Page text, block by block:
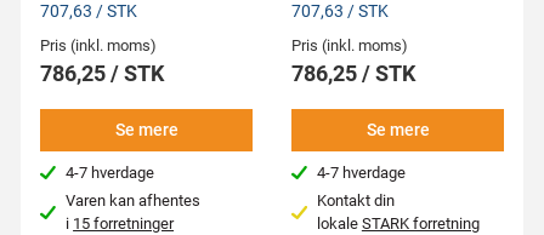
707,63 / STK
Pris (inkl. moms)
786,25 / STK
Se mere
4-7 hverdage
Varen kan afhentes
i 15 forretninger
707,63 / STK
Pris (inkl. moms)
786,25 / STK
Se mere
4-7 hverdage
Kontakt din
lokale STARK forretning